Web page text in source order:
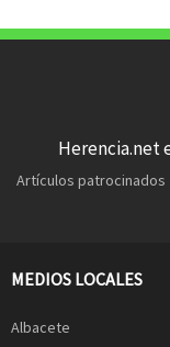
Herencia.net
Artículos patrocinados
MEDIOS LOCALES
Albacete